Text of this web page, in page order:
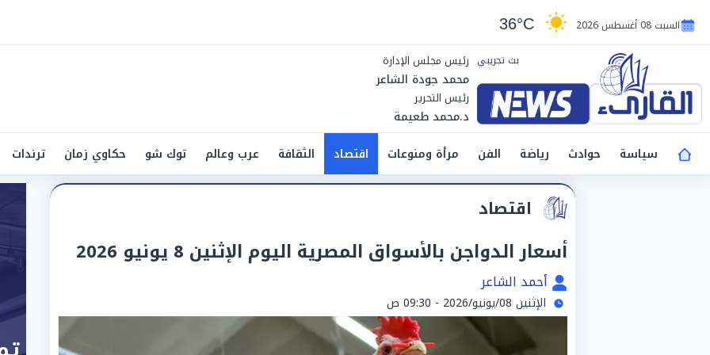
السبت 08 أغسطس 2026 36°C
رئيس مجلس الإدارة
محمد جودة الشاعر
رئيس التحرير
د.محمد طعيمة
سياسة
حوادث رياضة الفن مرأة ومنوعات اقتصاد الثقافة عرب وعالم توك شو حكاوي زمان ترندات
اقتصاد
أسعار الدواجن بالأسواق المصرية اليوم الإثنين 8 يونيو 2026
أحمد الشاعر
الإثنين 08/يونيو/2026 - 09:30 ص